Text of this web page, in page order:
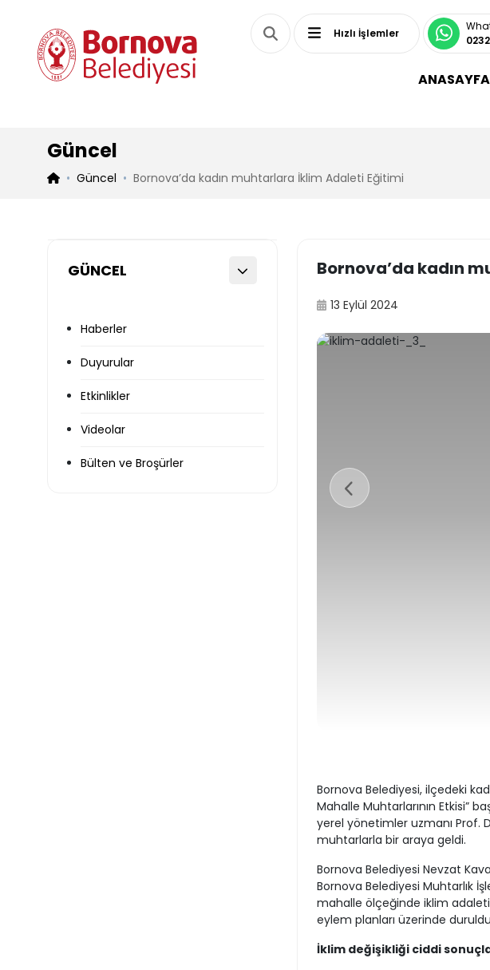
Hızlı İşlemler
ANASAYFA
Güncel
Güncel Bornova’da kadın muhtarlara İklim Adaleti Eğitimi
GÜNCEL
Haberler
Duyurular
Etkinlikler
Videolar
Bülten ve Broşürler
Bornova’da kadın
13 Eylül 2024
Bornova Belediyesi, ilçedeki
Mahalle Muhtarlarının Etkisi”
yerel yönetimler uzmanı Prof.
muhtarlarla bir araya geldi.
Bornova Belediyesi Nevzat
Bornova Belediyesi Muhtarlık
mahalle ölçeğinde iklim
eylem planları üzerinde
İklim değişikliği ciddi